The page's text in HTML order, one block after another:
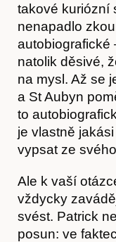
takové kuriózní
nenapadlo
natolik děsivé,
na mysl. Až se
a St Aubyn
to
je vlastně
vypsat ze
Ale k vaší
vždycky
svést. Patrick
posun: ve